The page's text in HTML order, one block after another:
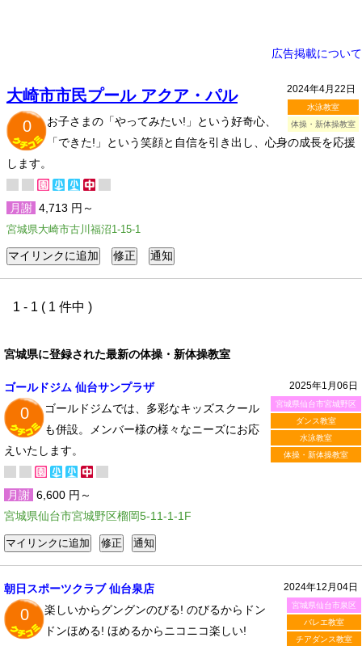
広告掲載について
2024年4月22日
水泳教室
体操・新体操教室
大崎市市民プール アクア・パル
0
お子さまの「やってみたい!」という好奇心、
「できた!」という笑顔と自信を引き出し、心身の成長を応援
します。
月謝 4,713 円～
宮城県大崎市古川福沼1-15-1
1 - 1 ( 1 件中 )
宮城県に登録された最新の体操・新体操教室
2025年1月06日
宮城県仙台市宮城野区
ダンス教室
水泳教室
体操・新体操教室
ゴールドジム 仙台サンプラザ
0
ゴールドジムでは、多彩なキッズスクール
も併設。メンバー様の様々なニーズにお応
えいたします。
月謝 6,600 円～
宮城県仙台市宮城野区榴岡5-11-1-1F
2024年12月04日
宮城県仙台市泉区
バレエ教室
チアダンス教室
朝日スポーツクラブ 仙台泉店
0
楽しいからグングンのびる! のびるからドン
ドンほめる! ほめるからニコニコ楽しい!